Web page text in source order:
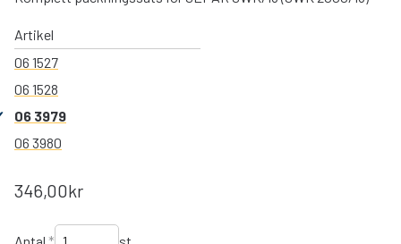
Artikel
06 1527
06 1528
06 3979
06 3980
346,00kr